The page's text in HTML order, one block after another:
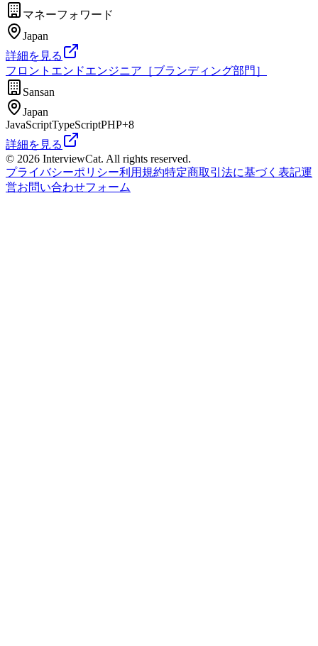
マネーフォワード
Japan
詳細を見る
フロントエンドエンジニア［ブランディング部門］
Sansan
Japan
JavaScriptTypeScriptPHP+8
詳細を見る
© 2026 InterviewCat. All rights reserved.
プライバシーポリシー利用規約特定商取引法に基づく表記運
営お問い合わせフォーム